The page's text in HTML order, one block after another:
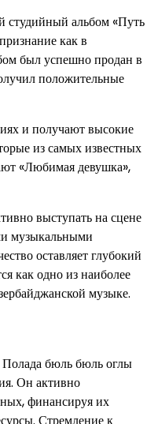
студийный альбом «Путь
как в
был успешно продан в
положительные
и получают высокие
из самых известных
«Любимая девушка»,
выступать на сцене
музыкальными
оставляет глубокий
как одно из наиболее
музыке.
Полада бюль бюль оглы
Он активно
финансируя их